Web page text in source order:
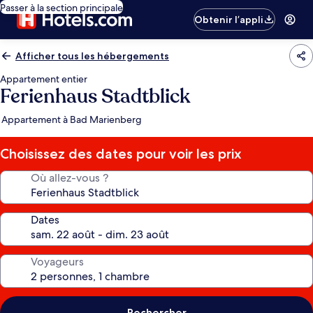
Passer à la section principale
Obtenir l’appli
Afficher tous les hébergements
Appartement entier
Ferienhaus Stadtblick
Appartement à Bad Marienberg
Choisissez des dates pour voir les prix
Où allez-vous ?
Dates
Voyageurs